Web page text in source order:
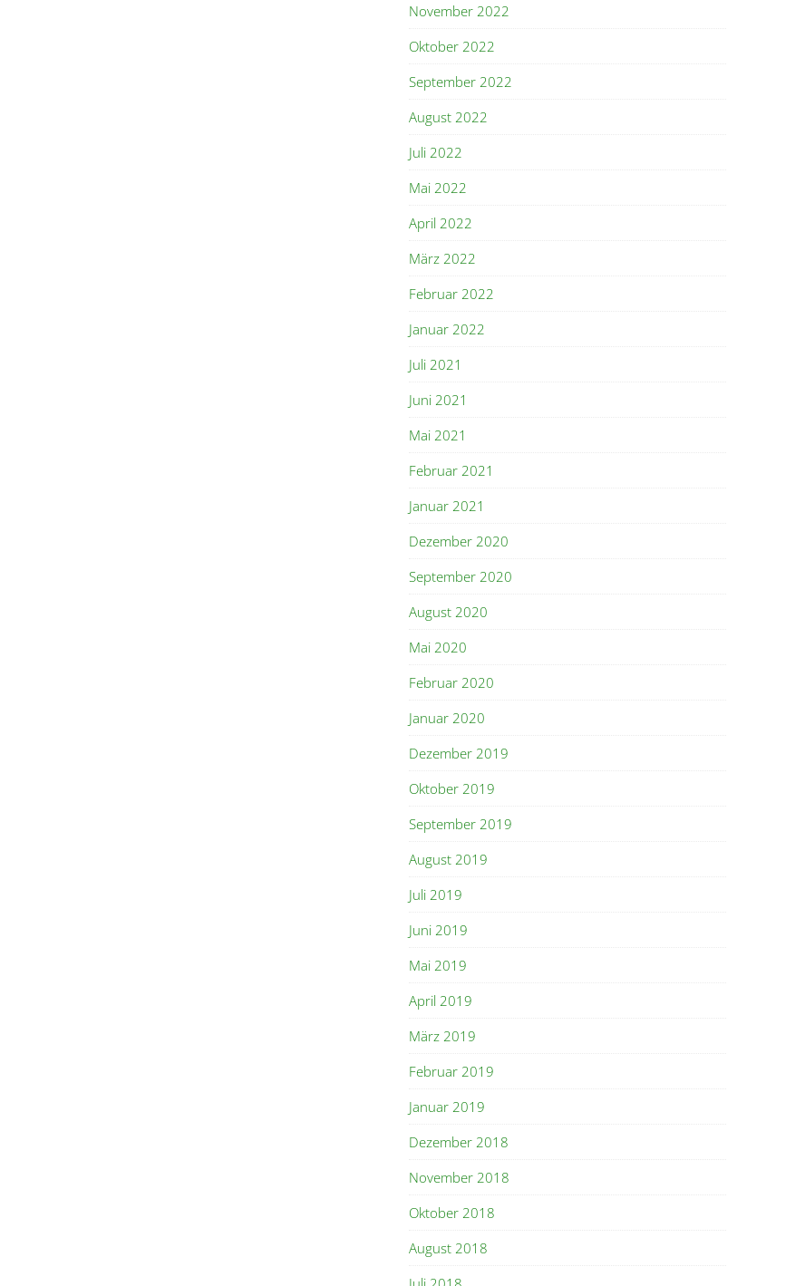
November 2022
Oktober 2022
September 2022
August 2022
Juli 2022
Mai 2022
April 2022
März 2022
Februar 2022
Januar 2022
Juli 2021
Juni 2021
Mai 2021
Februar 2021
Januar 2021
Dezember 2020
September 2020
August 2020
Mai 2020
Februar 2020
Januar 2020
Dezember 2019
Oktober 2019
September 2019
August 2019
Juli 2019
Juni 2019
Mai 2019
April 2019
März 2019
Februar 2019
Januar 2019
Dezember 2018
November 2018
Oktober 2018
August 2018